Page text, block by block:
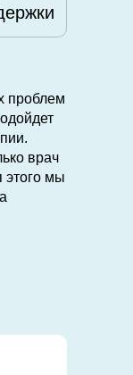
проблем
врач
этого мы